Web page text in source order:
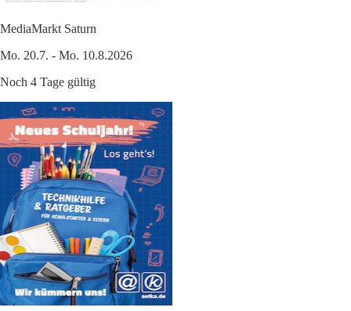
MediaMarkt Saturn
Mo. 20.7. - Mo. 10.8.2026
Noch 4 Tage gültig